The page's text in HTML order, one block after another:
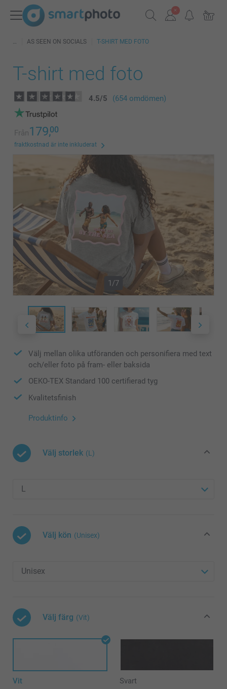
AS SEEN ON SOCIALS T-SHIRT MED FOTO
T-shirt med foto
4.5/5 (654 omdömen)
Från179,00
fraktkostnad är inte inkluderat
1/7
Välj mellan olika utföranden och personifiera med text
och/eller foto på fram- eller baksida
OEKO-TEX Standard 100 certifierad tyg
Kvalitetsfinish
Produktinfo
Välj storlek (L)
Välj kön (Unisex)
Välj färg (Vit)
Vit Svart